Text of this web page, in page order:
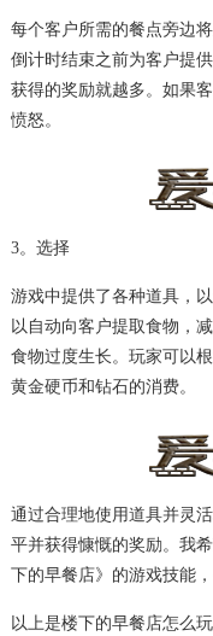
每个客户所需的餐点旁边
倒计时结束之前为客户提
获得的奖励就越多。如果
愤怒。
3。选择
游戏中提供了各种道具，
以自动向客户提取食物，
食物过度生长。玩家可以
黄金硬币和钻石的消费。
通过合理地使用道具并灵
平并获得慷慨的奖励。我
下的早餐店》的游戏技能
以上是楼下的早餐店怎么